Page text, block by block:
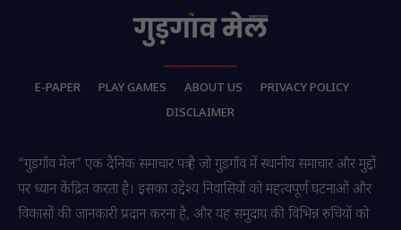
E-PAPER PLAY GAMES ABOUT US
PRIVACY POLICY
DISCLAIMER
“गुडगाँव मेल” एक दैनिक समाचार पत्र है जो गुडगाँव में स्थानीय समाचार और मुद्दों
पर ध्यान केंद्रित करता है। इसका उद्देश्य निवासियों को महत्वपूर्ण घटनाओं और
विकासों की जानकारी प्रदान करना है, और यह समुदाय की विभिन्न रुचियों को